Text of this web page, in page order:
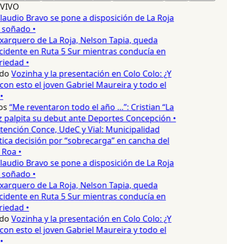
VIVO
Bravo se pone a disposición de La Roja
•
de La Roja, Nelson Tapia, queda
en Ruta 5 Sur mientras conducía en
•
Vozinha y la presentación en Colo Colo: ¿Y
esto el joven Gabriel Maureira y todo el
“Me reventaron todo el año …”: Cristian “La
su debut ante Deportes Concepción •
Conce, UdeC y Vial: Municipalidad
decisión por “sobrecarga” en cancha del
•
Bravo se pone a disposición de La Roja
•
de La Roja, Nelson Tapia, queda
en Ruta 5 Sur mientras conducía en
•
Vozinha y la presentación en Colo Colo: ¿Y
esto el joven Gabriel Maureira y todo el